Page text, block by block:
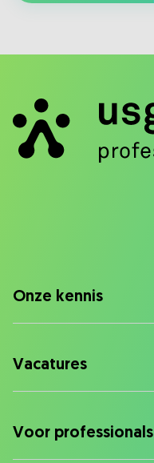
Onze kennis
Vacatures
Voor professionals